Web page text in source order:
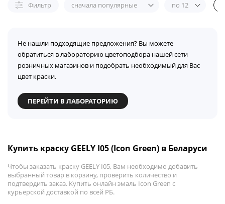
Фильтр сначала популярные по 12
Не нашли подходящие предложения? Вы можете
обратиться в лабораторию цветоподбора нашей сети
розничных магазинов и подобрать необходимый для Вас
цвет краски.
ПЕРЕЙТИ В ЛАБОРАТОРИЮ
Купить краску GEELY I05 (Icon Green) в Беларуси
Чтобы заказать краску GEELY I05, Вам необходимо добавить
выбранный товар в корзину, проверить количество и
подтвердить заказ. Купить онлайн эмаль Icon Green с
курьерской доставкой по всей РБ.